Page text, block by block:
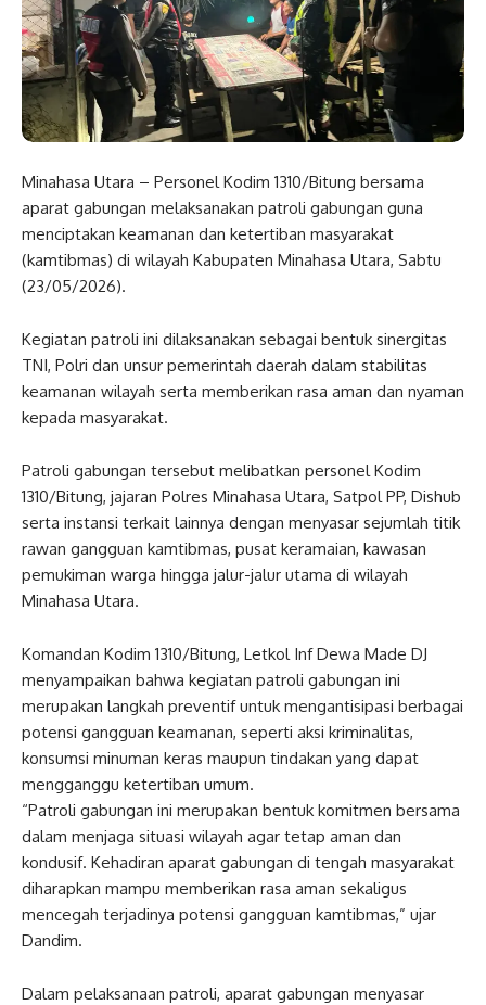
Minahasa Utara – Personel Kodim 1310/Bitung bersama
aparat gabungan melaksanakan patroli gabungan guna
menciptakan keamanan dan ketertiban masyarakat
(kamtibmas) di wilayah Kabupaten Minahasa Utara, Sabtu
(23/05/2026).
Kegiatan patroli ini dilaksanakan sebagai bentuk sinergitas
TNI, Polri dan unsur pemerintah daerah dalam stabilitas
keamanan wilayah serta memberikan rasa aman dan nyaman
kepada masyarakat.
Patroli gabungan tersebut melibatkan personel Kodim
1310/Bitung, jajaran Polres Minahasa Utara, Satpol PP, Dishub
serta instansi terkait lainnya dengan menyasar sejumlah titik
rawan gangguan kamtibmas, pusat keramaian, kawasan
pemukiman warga hingga jalur-jalur utama di wilayah
Minahasa Utara.
Komandan Kodim 1310/Bitung, Letkol Inf Dewa Made DJ
menyampaikan bahwa kegiatan patroli gabungan ini
merupakan langkah preventif untuk mengantisipasi berbagai
potensi gangguan keamanan, seperti aksi kriminalitas,
konsumsi minuman keras maupun tindakan yang dapat
mengganggu ketertiban umum.
“Patroli gabungan ini merupakan bentuk komitmen bersama
dalam menjaga situasi wilayah agar tetap aman dan
kondusif. Kehadiran aparat gabungan di tengah masyarakat
diharapkan mampu memberikan rasa aman sekaligus
mencegah terjadinya potensi gangguan kamtibmas,” ujar
Dandim.
Dalam pelaksanaan patroli, aparat gabungan menyasar